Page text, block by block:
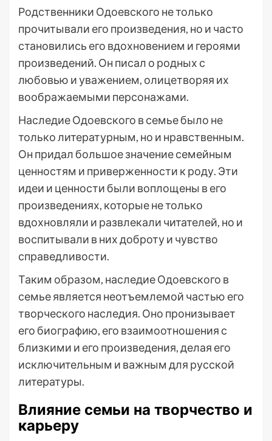
Родственники Одоевского не только
прочитывали его произведения, но и часто
становились его вдохновением и героями
произведений. Он писал о родных с
любовью и уважением, олицетворяя их
воображаемыми персонажами.
Наследие Одоевского в семье было не
только литературным, но и нравственным.
Он придал большое значение семейным
ценностям и приверженности к роду. Эти
идеи и ценности были воплощены в его
произведениях, которые не только
вдохновляли и развлекали читателей, но и
воспитывали в них доброту и чувство
справедливости.
Таким образом, наследие Одоевского в
семье является неотъемлемой частью его
творческого наследия. Оно пронизывает
его биографию, его взаимоотношения с
близкими и его произведения, делая его
исключительным и важным для русской
литературы.
Влияние семьи на творчество и
карьеру